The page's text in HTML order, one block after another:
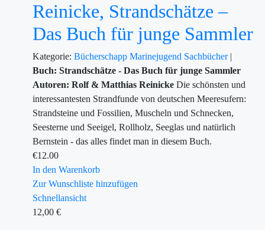
Reinicke, Strandschätze –
Das Buch für junge Sammler
Kategorie: Bücherschapp Marinejugend Sachbücher |
Buch: Strandschätze - Das Buch für junge Sammler
Autoren: Rolf & Matthias Reinicke Die schönsten und
interessantesten Strandfunde von deutschen Meeresufern:
Strandsteine und Fossilien, Muscheln und Schnecken,
Seesterne und Seeigel, Rollholz, Seeglas und natürlich
Bernstein - das alles findet man in diesem Buch.
€12.00
In den Warenkorb
Zur Wunschliste hinzufügen
Schnellansicht
12,00 €